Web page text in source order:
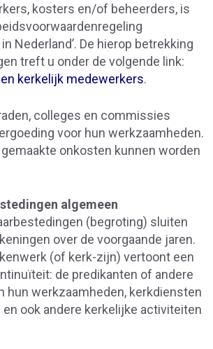
kosters en/of beheerders, is
Nederland’. De hierop betrekking
treft u onder de volgende link:
kerkelijk medewerkers.
colleges en commissies
voor hun werkzaamheden.
onkosten kunnen worden
algemeen
(begroting) sluiten
over de voorgaande jaren.
(of kerk-zijn) vertoont een
de predikanten of andere
hun werkzaamheden, kerkdiensten
ook andere kerkelijke activiteiten